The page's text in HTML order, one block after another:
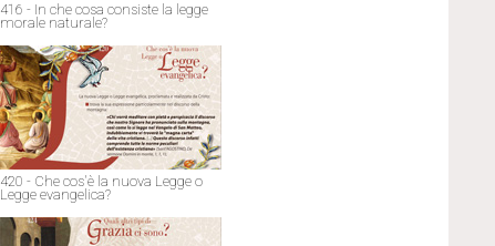
416 - In che cosa consiste la legge
morale naturale?
420 - Che cos'è la nuova Legge o
Legge evangelica?